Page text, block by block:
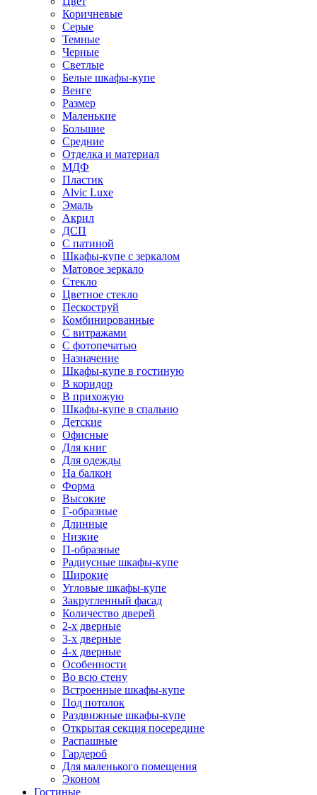
Коричневые
Серые
Темные
Черные
Светлые
Белые шкафы-купе
Венге
Размер
Маленькие
Большие
Средние
Отделка и материал
МДФ
Пластик
Alvic Luxe
Эмаль
Акрил
ДСП
С патиной
Шкафы-купе с зеркалом
Матовое зеркало
Стекло
Цветное стекло
Пескоструй
Комбинированные
С витражами
С фотопечатью
Назначение
Шкафы-купе в гостиную
В коридор
В прихожую
Шкафы-купе в спальню
Детские
Офисные
Для книг
Для одежды
На балкон
Форма
Высокие
Г-образные
Длинные
Низкие
П-образные
Радиусные шкафы-купе
Широкие
Угловые шкафы-купе
Закругленный фасад
Количество дверей
2-х дверные
3-х дверные
4-х дверные
Особенности
Во всю стену
Встроенные шкафы-купе
Под потолок
Раздвижные шкафы-купе
Открытая секция посередине
Распашные
Гардероб
Для маленького помещения
Эконом
Гостиные